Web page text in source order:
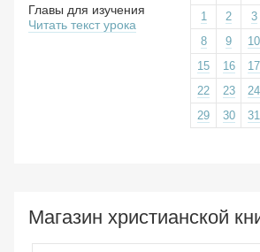
1
2 3
8
9 10
15
16 17
22
23 24
29
30 31
Главы для изучения
Читать текст урока
Магазин христианской